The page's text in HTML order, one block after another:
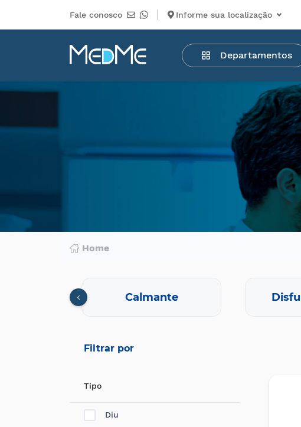
Fale conosco Informe sua localização
Departamentos
Departamentos
Medicamentos
Higiene
pessoal
Mercearia
Serviços
Home
Calmante
Filtrar por
Tipo
Diu